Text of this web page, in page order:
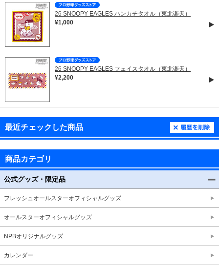
26 SNOOPY EAGLES ハンカチタオル（東北楽天）
¥1,000
26 SNOOPY EAGLES フェイスタオル（東北楽天）
¥2,200
最近チェックした商品
商品カテゴリ
公式グッズ・限定品
フレッシュオールスターオフィシャルグッズ
オールスターオフィシャルグッズ
NPBオリジナルグッズ
カレンダー